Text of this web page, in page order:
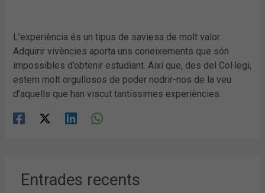
L’experiència és un tipus de saviesa de molt valor.
Adquirir vivències aporta uns coneixements que són
impossibles d’obtenir estudiant. Així que, des del Col·legi,
estem molt orgullosos de poder nodrir-nos de la veu
d’aquells que han viscut tantíssimes experiències.
Entrades recents